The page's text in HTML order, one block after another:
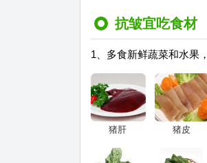
抗皱宜吃食材
1、多食新鲜蔬菜和水果
猪肝 猪皮